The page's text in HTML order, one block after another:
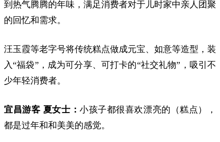
到热气腾腾的年味，满足消费者对于儿时家中亲人团聚
的回忆和需求。
汪玉霞等老字号将传统糕点做成元宝、如意等造型，装
入“福袋”，成为可分享、可打卡的“社交礼物”，吸引不
少年轻消费者。
宜昌游客 夏女士：小孩子都很喜欢漂亮的（糕点），
都是过年和和美美的感觉。